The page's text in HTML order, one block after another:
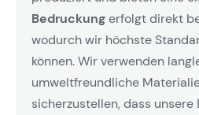
Bedruckungerfolgt direkt
wodurch wir höchste
können. Wir verwenden
umweltfreundliche
sicherzustellen, dass